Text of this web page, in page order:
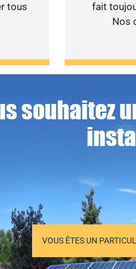
tous
fait
Nos
souhaitez
VOUS ÊTES UN